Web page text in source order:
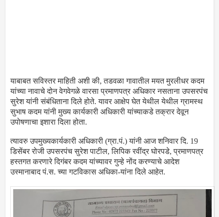
याबाबत सविस्तर माहिती अशी की, तडवळा गावातील मयत मुरलीधर कदम
यांच्या नावाचे दोन वेगवेगळे वारसा प्रमाणपत्र अधिकार नसताना उपसरपंच
सुरेश यांनी संबंधिताना दिले होते. यावर आक्षेप घेत येथील येथील ग्रामस्थ
सुभाष कदम यांनी मुख्य कार्यकारी अधिकारी यांच्याकडे तक्रार देवून
उपोषणाचा इशारा दिला होता.
त्यावरु उपमुख्यकार्यकारी अधिकारी (ग्रा.पं.) यांनी आज शनिवार दि. 19
डिसेंबर रोजी उपसरपंच सुरेश पाटील, लिपिक रवींद्र घोरपडे, प्रमाणपत्र
हस्तगत करणारे दिगंबर कदम यांच्यावर गुन्हे नोंद करण्याचे आदेश
उस्मानाबाद पं.स. च्या गटविकास अधिका-यांना दिले आहेत.